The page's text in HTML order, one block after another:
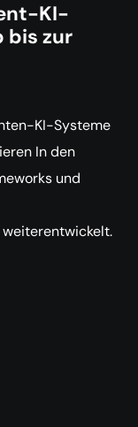
KI-
bis zur
KI-Systeme
In den
und